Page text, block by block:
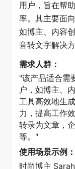
用户，旨在帮
率。其主要面
如博主、内容
音转文字解决方
需求人群：
"该产品适合需
户，如博主、
工具高效地生
力，提高工作
转录为文章，
等。"
使用场景示例：
时尚博主